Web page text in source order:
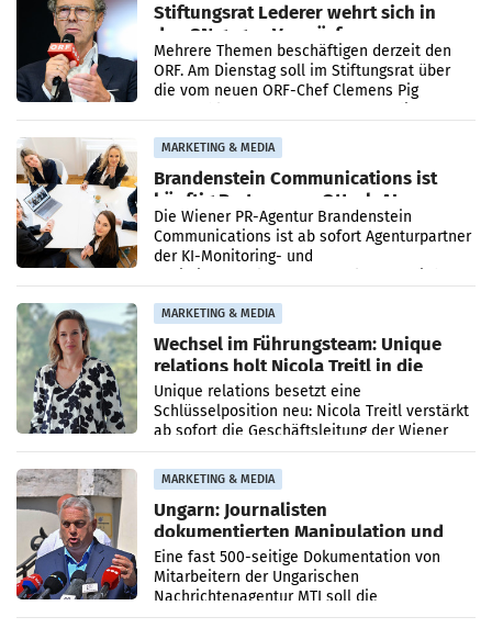
Stiftungsrat Lederer wehrt sich in
den SN gegen Vorwürfe
Mehrere Themen beschäftigen derzeit den
ORF. Am Dienstag soll im Stiftungsrat über
die vom neuen ORF-Chef Clemens Pig
MARKETING & MEDIA
Brandenstein Communications ist
künftig Partner von OtterlyAI
Die Wiener PR-Agentur Brandenstein
Communications ist ab sofort Agenturpartner
der KI-Monitoring- und
MARKETING & MEDIA
Wechsel im Führungsteam: Unique
relations holt Nicola Treitl in die
Geschäftsleitung
Unique relations besetzt eine
Schlüsselposition neu: Nicola Treitl verstärkt
ab sofort die Geschäftsleitung der Wiener
PR-Agentur an der Seite von Josef Kalina und
Anna Kalina-Mahr.
MARKETING & MEDIA
Ungarn: Journalisten
dokumentierten Manipulation und
Zensur
Eine fast 500-seitige Dokumentation von
Mitarbeitern der Ungarischen
Nachrichtenagentur MTI soll die
systematische Nachrichten-Manipulation und